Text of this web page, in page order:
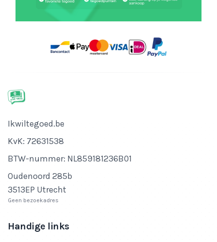
Bedrijfsnaam
Ikwiltegoed.be
KvK-nummer
KvK: 72631538
Btw-nummer
BTW-nummer: NL859181236B01
Adres
Oudenoord 285b
3513EP Utrecht
Geen bezoekadres
Handige links